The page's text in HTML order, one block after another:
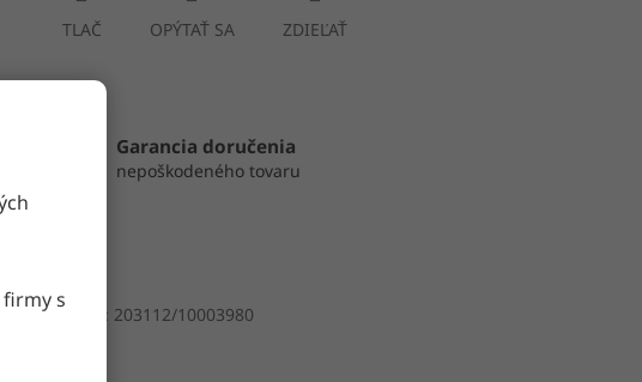
s
TLAČ OPÝTAŤ SA ZDIEĽAŤ
Garancia doručenia
nepoškodeného tovaru
Kód: 203112/10003980